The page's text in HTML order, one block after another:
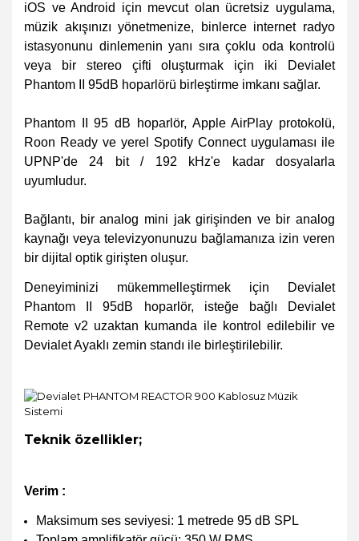
iOS ve Android için mevcut olan ücretsiz uygulama,
müzik akışınızı yönetmenize, binlerce internet radyo
istasyonunu dinlemenin yanı sıra çoklu oda kontrolü
veya bir stereo çifti oluşturmak için iki Devialet
Phantom II 95dB hoparlörü birleştirme imkanı sağlar.
Phantom II 95 dB hoparlör, Apple AirPlay protokolü,
Roon Ready ve yerel Spotify Connect uygulaması ile
UPNP'de 24 bit / 192 kHz'e kadar dosyalarla
uyumludur.
Bağlantı, bir analog mini jak girişinden ve bir analog
kaynağı veya televizyonunuzu bağlamanıza izin veren
bir dijital optik girişten oluşur.
Deneyiminizi mükemmelleştirmek için Devialet
Phantom II 95dB hoparlör, isteğe bağlı Devialet
Remote v2 uzaktan kumanda ile kontrol edilebilir ve
Devialet Ayaklı zemin standı ile birleştirilebilir.
Teknik özellikler;
Verim :
Maksimum ses seviyesi: 1 metrede 95 dB SPL